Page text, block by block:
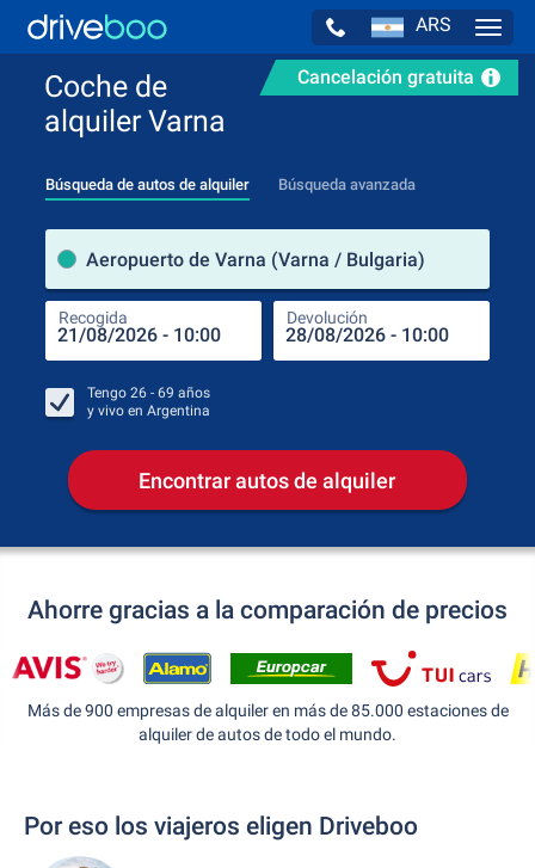
ARS
Cancelación gratuita
Coche de
alquiler Varna
Búsqueda de autos de alquiler Búsqueda avanzada
Aeropuerto de Varna (Varna / Bulgaria)
Recogida Devolución
Tengo 26 - 69 años
y vivo en Argentina
Encontrar autos de alquiler
Ahorre gracias a la comparación de precios
Más de 900 empresas de alquiler en más de 85.000 estaciones de
alquiler de autos de todo el mundo.
Por eso los viajeros eligen Driveboo